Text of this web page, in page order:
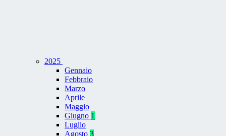
2025
Gennaio
Febbraio
Marzo
Aprile
Maggio
Giugno 1
Luglio
Agosto 3